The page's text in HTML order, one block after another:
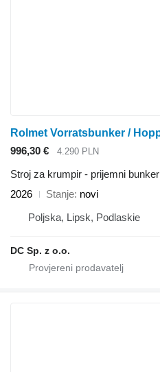
996,30 € 4.290 PLN
Stroj za krumpir - prijemni bunker
2026
Stanje novi
Poljska, Lipsk, Podlaskie
DC Sp. z o.o.